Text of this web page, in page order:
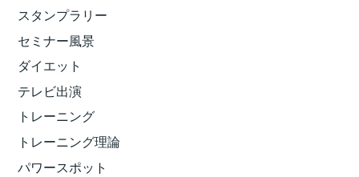
スタンプラリー
セミナー風景
ダイエット
テレビ出演
トレーニング
トレーニング理論
パワースポット